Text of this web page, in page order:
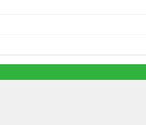
Elfogyott